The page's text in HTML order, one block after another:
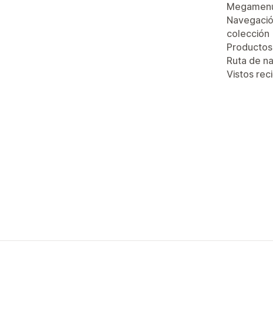
colección
Ruta de
Vistos